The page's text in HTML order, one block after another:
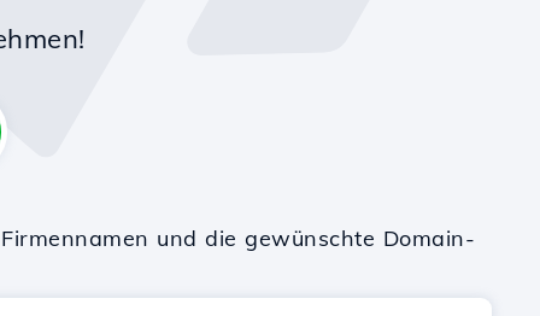
und die gewünschte Domain-